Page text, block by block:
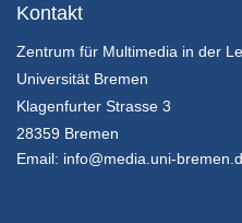
15/05/2023
Kontakt
Zentrum für Multimedia in der
Universität Bremen
Klagenfurter Strasse 3
28359 Bremen
Email: info@media.uni-